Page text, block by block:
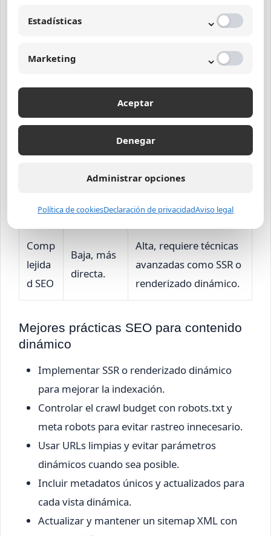
Flexib
flexible,
Alta flexibilidad para
sin recargar.
encia
Limitada a
nes
Interactividad
avanzada y
Comp
lejida
d SEO
Baja, más
directa.
Alta, requiere técnicas
avanzadas como SSR o
renderizado dinámico.
Mejores prácticas SEO para contenido
dinámico
Implementar SSR o renderizado dinámico
para mejorar la indexación.
Controlar el crawl budget con robots.txt y
meta robots para evitar rastreo innecesario.
Usar URLs limpias y evitar parámetros
dinámicos cuando sea posible.
Incluir metadatos únicos y actualizados para
cada vista dinámica.
Actualizar y mantener un sitemap XML con
Estadísticas ⌄
Marketing ⌄
Aceptar
Denegar
Administrar opciones
Política de cookiesDeclaración de privacidadAviso legal